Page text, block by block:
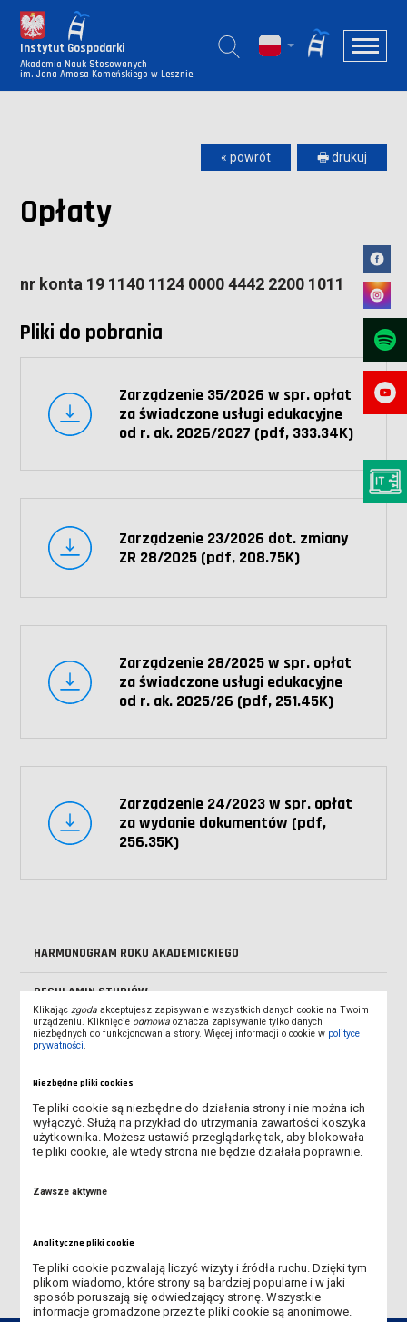
Instytut Gospodarki
Akademia Nauk Stosowanych
im. Jana Amosa Komeńskiego w Lesznie
HARMONOGRAM ROKU AKADEMICKIEGO
REGULAMIN STUDIÓW
STYPENDIA
WZORY PISM
OPŁATY
ECTS
« powrót 🖶 drukuj
Opłaty
nr konta 19 1140 1124 0000 4442 2200 1011
Pliki do pobrania
Zarządzenie 35/2026 w spr. opłat
za świadczone usługi edukacyjne
od r. ak. 2026/2027 (pdf, 333.34K)
Zarządzenie 23/2026 dot. zmiany
ZR 28/2025 (pdf, 208.75K)
Zarządzenie 28/2025 w spr. opłat
za świadczone usługi edukacyjne
od r. ak. 2025/26 (pdf, 251.45K)
Zarządzenie 24/2023 w spr. opłat
za wydanie dokumentów (pdf,
256.35K)
Klikając zgoda akceptujesz zapisywanie wszystkich danych cookie na Twoim
urządzeniu. Kliknięcie odmowa oznacza zapisywanie tylko danych
niezbędnych do funkcjonowania strony. Więcej informacji o cookie w polityce
prywatności
Niezbędne pliki cookies
Te pliki cookie są niezbędne do działania strony i nie można ich
wyłączyć. Służą na przykład do utrzymania zawartości koszyka
użytkownika. Możesz ustawić przeglądarkę tak, aby blokowała
te pliki cookie, ale wtedy strona nie będzie działała poprawnie.
Zawsze aktywne
Analityczne pliki cookie
Te pliki cookie pozwalają liczyć wizyty i źródła ruchu. Dzięki tym
plikom wiadomo, które strony są bardziej popularne i w jaki
sposób poruszają się odwiedzający stronę. Wszystkie
informacje gromadzone przez te pliki cookie są anonimowe.